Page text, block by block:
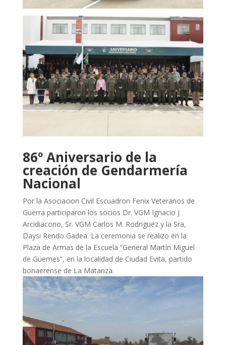
86º Aniversario de la
creación de Gendarmería
Nacional
Por la Asociacion Civil Escuadron Fenix Veteranos de
Guerra participaron los socios Dr. VGM Ignacio J
Arcidiacono, Sr. VGM Carlos M. Rodriguez y la Sra,
Daysi Rendo Gadea. La ceremonia se realizo en la
Plaza de Armas de la Escuela “General Martín Miguel
de Güemes”, en la localidad de Ciudad Evita, partido
bonaerense de La Matanza.